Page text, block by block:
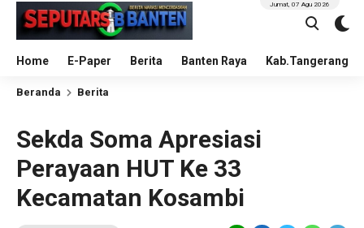
Home E-Paper Berita Banten Raya Kab.Tangerang
Jumat, 07 Agu 2026
Beranda Berita
Sekda Soma Apresiasi
Perayaan HUT Ke 33
Kecamatan Kosambi